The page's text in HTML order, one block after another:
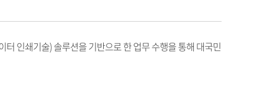
인쇄기술) 솔루션을 기반으로 한 업무 수행을 통해 대국민